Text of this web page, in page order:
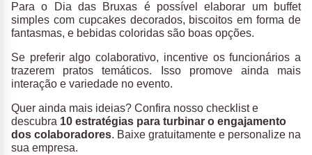
Para o Dia das Bruxas é possível elaborar um buffet
simples com cupcakes decorados, biscoitos em forma de
fantasmas, e bebidas coloridas são boas opções.
Se preferir algo colaborativo, incentive os funcionários a
trazerem pratos temáticos. Isso promove ainda mais
interação e variedade no evento.
Quer ainda mais ideias? Confira nosso checklist e
descubra 10 estratégias para turbinar o engajamento
dos colaboradores. Baixe gratuitamente e personalize na
sua empresa.